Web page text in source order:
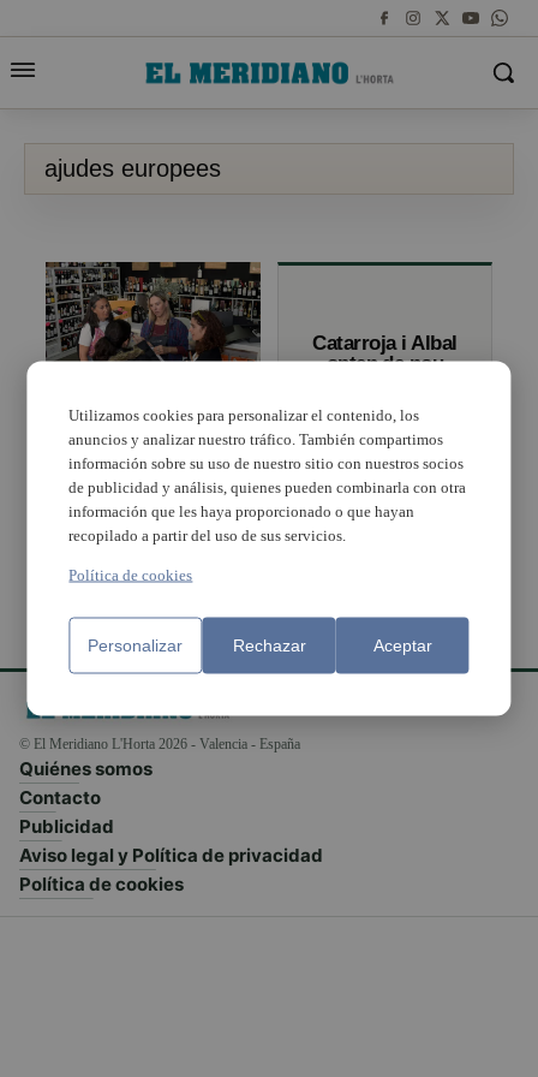
ajudes europees
Paiporta informa als
comerços sobre ajudes
europees per a la
digitalització
Catarroja i Albal
opten de nou
les ajudes
europees de
l’estratègia DUSI
© El Meridiano L'Horta 2026 - Valencia - España
Quiénes somos
Contacto
Publicidad
Aviso legal y Política de privacidad
Política de cookies
Utilizamos cookies para personalizar el contenido, los
anuncios y analizar nuestro tráfico. También compartimos
información sobre su uso de nuestro sitio con nuestros socios
de publicidad y análisis, quienes pueden combinarla con otra
información que les haya proporcionado o que hayan
recopilado a partir del uso de sus servicios.
Política de cookies
Personalizar Rechazar Aceptar